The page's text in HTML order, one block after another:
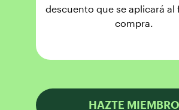
descuento que se aplicará al
compra.
HAZTE MIEMBRO